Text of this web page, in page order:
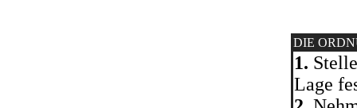
DIE
1.
Lage